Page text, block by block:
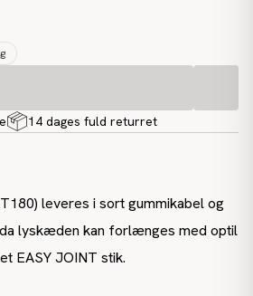
14 dages fuld returret
leveres i sort gummikabel og
lyskæden kan forlænges med optil
EASY JOINT stik.